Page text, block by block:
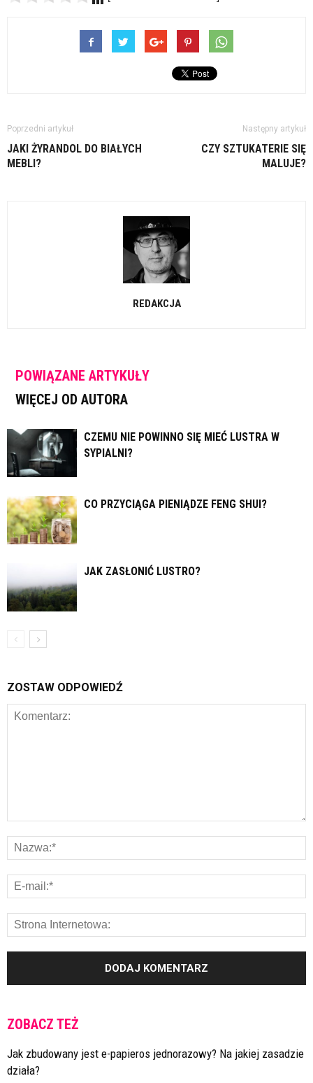
Poprzedni artykuł
JAKI ŻYRANDOL DO BIAŁYCH
MEBLI?
Następny artykuł
CZY SZTUKATERIE SIĘ
MALUJE?
REDAKCJA
POWIĄZANE ARTYKUŁY
WIĘCEJ OD AUTORA
CZEMU NIE POWINNO SIĘ MIEĆ LUSTRA W
SYPIALNI?
CO PRZYCIĄGA PIENIĄDZE FENG SHUI?
JAK ZASŁONIĆ LUSTRO?
ZOSTAW ODPOWIEDŹ
ZOBACZ TEŻ
Jak zbudowany jest e-papieros jednorazowy? Na jakiej zasadzie
działa?